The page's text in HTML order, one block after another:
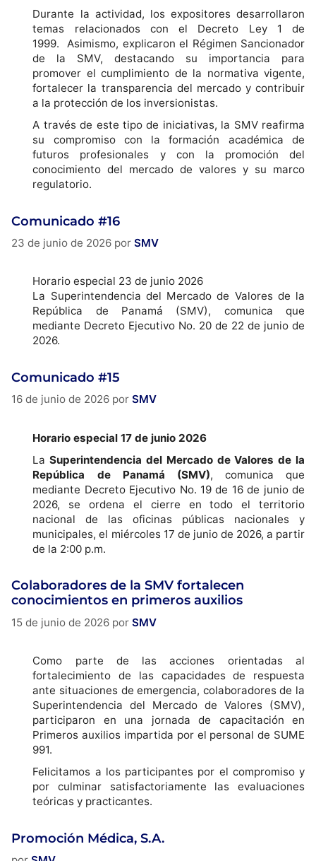
Durante la actividad, los expositores desarrollaron
temas relacionados con el Decreto Ley 1 de
1999. Asimismo, explicaron el Régimen Sancionador
de la SMV, destacando su importancia para
promover el cumplimiento de la normativa vigente,
fortalecer la transparencia del mercado y contribuir
a la protección de los inversionistas.
A través de este tipo de iniciativas, la SMV reafirma
su compromiso con la formación académica de
futuros profesionales y con la promoción del
conocimiento del mercado de valores y su marco
regulatorio.
Comunicado #16
23 de junio de 2026 por SMV
Horario especial 23 de junio 2026
La Superintendencia del Mercado de Valores de la
República de Panamá (SMV), comunica que
mediante Decreto Ejecutivo No. 20 de 22 de junio de
2026.
Comunicado #15
16 de junio de 2026 por SMV
Horario especial 17 de junio 2026
LaSuperintendencia del Mercado de Valores de la
República de Panamá (SMV), comunica que
mediante Decreto Ejecutivo No. 19 de 16 de junio de
2026, se ordena el cierre en todo el territorio
nacional de las oficinas públicas nacionales y
municipales, el miércoles 17 de junio de 2026, a partir
de la 2:00 p.m.
Colaboradores de la SMV fortalecen
conocimientos en primeros auxilios
15 de junio de 2026 por SMV
Como parte de las acciones orientadas al
fortalecimiento de las capacidades de respuesta
ante situaciones de emergencia, colaboradores de la
Superintendencia del Mercado de Valores (SMV),
participaron en una jornada de capacitación en
Primeros auxilios impartida por el personal de SUME
991.
Felicitamos a los participantes por el compromiso y
por culminar satisfactoriamente las evaluaciones
teóricas y practicantes.
Promoción Médica, S.A.